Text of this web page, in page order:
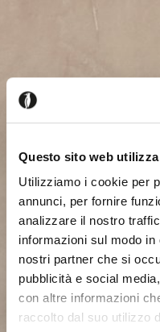
Questo sito web
Utilizziamo i cookie per
annunci, per fornire
analizzare il nostro
informazioni sul modo
nostri partner che si
pubblicità e social
con altre informazioni
raccolto dal suo utilizzo